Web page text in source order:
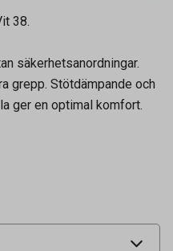
38.
säkerhetsanordningar.
grepp. Stötdämpande och
ger en optimal komfort.
44103103